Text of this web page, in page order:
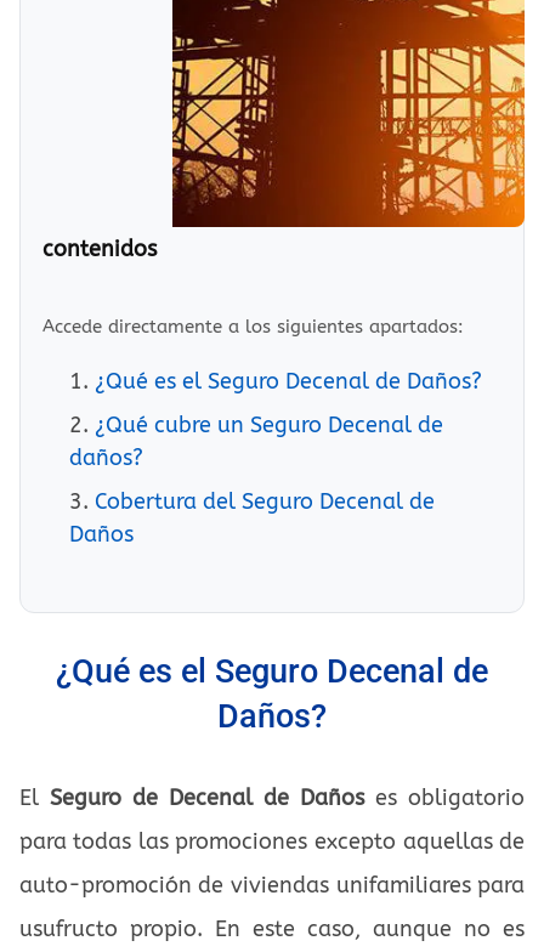
contenidos
Accede directamente a los siguientes apartados:
¿Qué es el Seguro Decenal de Daños?
¿Qué cubre un Seguro Decenal de
daños?
Cobertura del Seguro Decenal de
Daños
¿Qué es el Seguro Decenal de
Daños?
El Seguro de Decenal de Dañoses obligatorio
para todas las promociones excepto aquellas de
auto-promoción de viviendas unifamiliares para
usufructo propio. En este caso, aunque no es